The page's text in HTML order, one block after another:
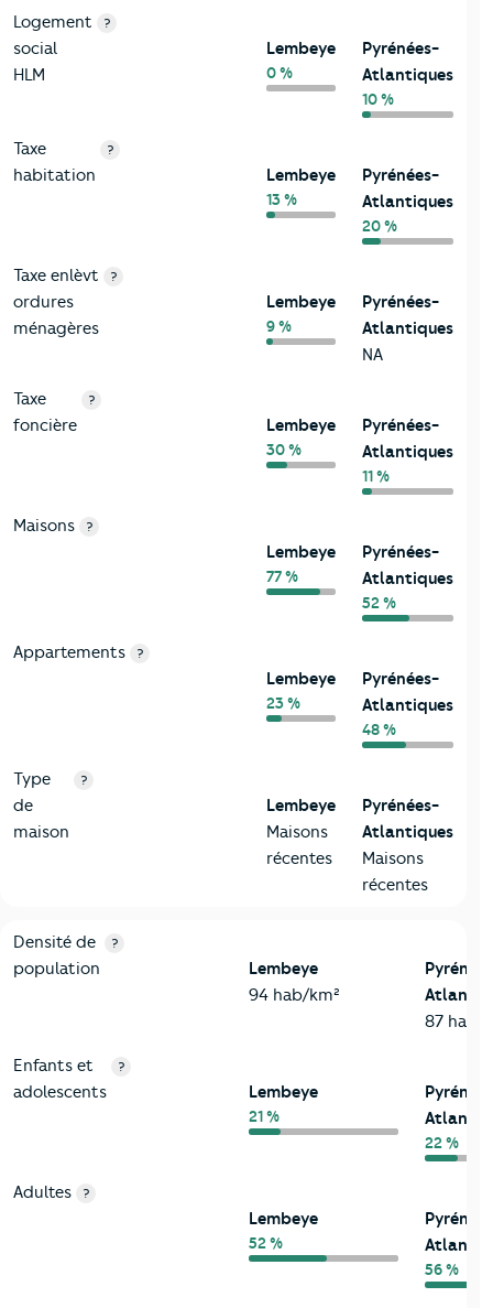
Logement
social
HLM
?
Lembeye
0 %
Pyrénées-
Atlantiques
10 %
Taxe
habitation
?
Lembeye
13 %
Pyrénées-
Atlantiques
20 %
Taxe enlèvt
ordures
ménagères
?
Lembeye
9 %
Pyrénées-
Atlantiques
NA
Taxe
foncière
?
Lembeye
30 %
Pyrénées-
Atlantiques
11 %
Maisons ?
Lembeye
77 %
Pyrénées-
Atlantiques
52 %
Appartements ?
Lembeye
23 %
Pyrénées-
Atlantiques
48 %
Type
de
maison
?
Lembeye
Maisons
récentes
Pyrénées-
Atlantiques
Maisons
récentes
2-Habitants
Critères Lembeye
Densité de
population
?
Lembeye
94 hab/km²
87 hab/
Enfants et
adolescents
?
Lembeye
21 %
22 %
Adultes ?
Lembeye
52 %
56 %